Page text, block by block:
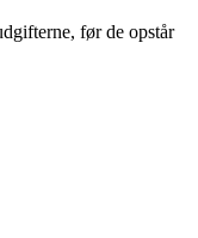
før de opstår